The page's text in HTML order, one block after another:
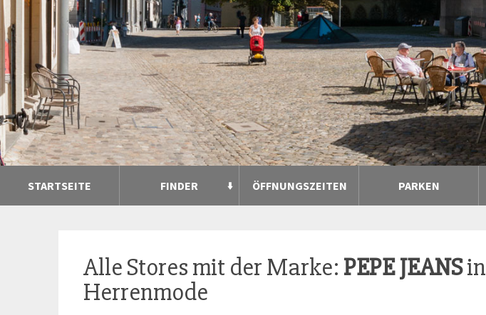
STARTSEITE FINDER ÖFFNUNGSZEITEN PARKEN
Alle Stores mit der Marke: PEPE JEANSin
Herrenmode